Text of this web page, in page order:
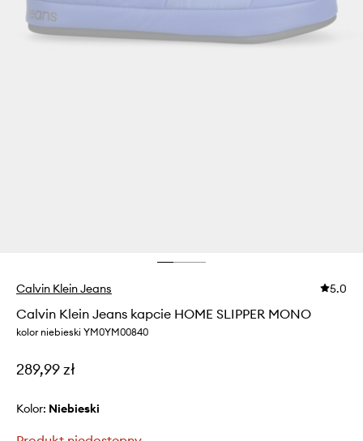
Calvin Klein Jeans 5.0
Calvin Klein Jeans kapcie HOME SLIPPER MONO
kolor niebieski YM0YM00840
289,99 zł
Kolor: niebieski